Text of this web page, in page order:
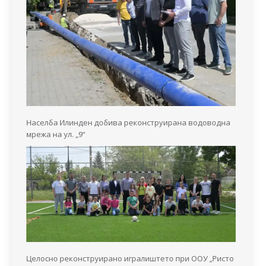
Населба Илинден добива реконструирана водоводна
мрежа на ул. „9“
Целосно реконструирано игралиштето при ООУ „Ристо